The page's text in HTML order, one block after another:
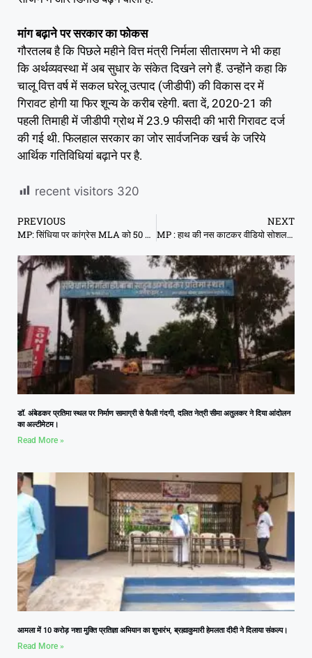
मांग बढ़ाने पर सरकार का फोकस
गौरतलब है कि पिछले महीने वित्त मंत्री निर्मला सीतारमण ने भी कहा
कि अर्थव्यवस्था में अब सुधार के संकेत दिखने लगे हैं. उन्होंने कहा कि
चालू वित्त वर्ष में सकल घरेलू उत्पाद (जीडीपी) की विकास दर में
गिरावट होगी या फिर शून्य के करीब रहेगी. बता दें, 2020-21 की
पहली तिमाही में जीडीपी ग्रोथ में 23.9 फीसदी की भारी गिरावट दर्ज
की गई थी. फिलहाल सरकार का जोर सार्वजनिक खर्च के जरिये
आर्थिक गतिविधियां बढ़ाने पर है.
recent visitors 320
PREVIOUS
MP: सिंधिया पर कांग्रेस MLA को 50 करोड़ ऑफर करने का आरोप, दिग्विजय बोले- अब जवाब दें
NEXT
MP : हाथ की नस काटकर वीडियो सोशल मीडिया पर डाला, बोली- मेरी मौत का जिम्मेदार प्रशासन है
डॉ. अंबेडकर प्रतिमा स्थल पर निर्माण सामाग्री से फैली गंदगी, दलित नेत्री सीमा अतुलकर ने दिया आंदोलन
का अल्टीमेटम।
Read More »
आमला में 10 करोड़ नशा मुक्ति प्रतिज्ञा अभियान का शुभारंभ, ब्रह्माकुमारी हेमलता दीदी ने दिलाया संकल्प।
Read More »